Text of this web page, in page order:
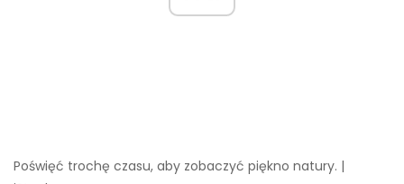
Poświęć trochę czasu, aby zobaczyć piękno natury. |